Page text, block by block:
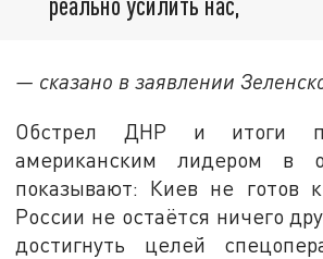
— сказано в заявлении
Обстрел ДНР и итоги
американским лидером в
показывают: Киев не готов
России не остаётся ничего
достигнуть целей